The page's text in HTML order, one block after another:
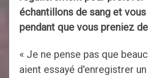
échantillons de sang et
pendant que vous preniez
« Je ne pense pas que
aient essayé d'enregistrer